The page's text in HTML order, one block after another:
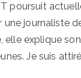
poursuit
une journaliste
elle explique
Je suis